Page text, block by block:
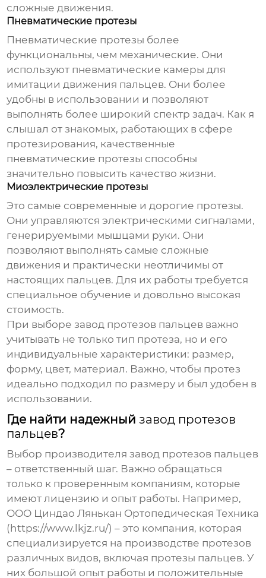
сложные движения.
Пневматические протезы
Пневматические протезы более
функциональны, чем механические. Они
используют пневматические камеры для
имитации движения пальцев. Они более
удобны в использовании и позволяют
выполнять более широкий спектр задач. Как я
слышал от знакомых, работающих в сфере
протезирования, качественные
пневматические протезы способны
значительно повысить качество жизни.
Миоэлектрические протезы
Это самые современные и дорогие протезы.
Они управляются электрическими сигналами,
генерируемыми мышцами руки. Они
позволяют выполнять самые сложные
движения и практически неотличимы от
настоящих пальцев. Для их работы требуется
специальное обучение и довольно высокая
стоимость.
При выборезавод протезов пальцев важно
учитывать не только тип протеза, но и его
индивидуальные характеристики: размер,
форму, цвет, материал. Важно, чтобы протез
идеально подходил по размеру и был удобен в
использовании.
Где найти надежныйзавод протезов
пальцев?
Выбор производителязавод протезов пальцев
– ответственный шаг. Важно обращаться
только к проверенным компаниям, которые
имеют лицензию и опыт работы. Например,
ООО Циндао Лянькан Ортопедическая Техника
(https://www.lkjz.ru/) – это компания, которая
специализируется на производстве протезов
различных видов, включая протезы пальцев. У
них большой опыт работы и положительные